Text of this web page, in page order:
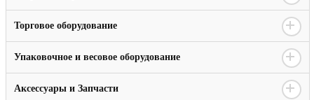
Торговое оборудование
Упаковочное и весовое оборудование
Аксессуары и Запчасти